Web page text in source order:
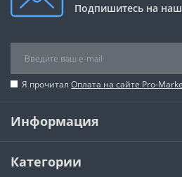
Подпишитесь на
Я прочитал Оплата на сайте Pro-
Информация
Категории